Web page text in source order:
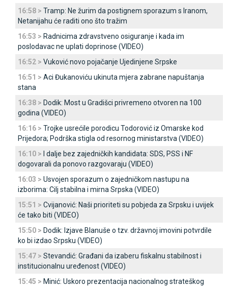
16:58 > Tramp: Ne žurim da postignem sporazum s Iranom,
Netanijahu će raditi ono što tražim
16:53 > Radnicima zdravstveno osiguranje i kada im
poslodavac ne uplati doprinose (VIDEO)
16:52 > Vuković novo pojačanje Ujedinjene Srpske
16:51 > Aci Đukanoviću ukinuta mjera zabrane napuštanja
stana
16:38 > Dodik: Most u Gradišci privremeno otvoren na 100
godina (VIDEO)
16:16 > Trojke usrećile porodicu Todorović iz Omarske kod
Prijedora; Podrška stigla od resornog ministarstva (VIDEO)
16:10 >
I dalje bez zajedničkih kandidata: SDS, PSS i NF
dogovarali da ponovo razgovaraju (VIDEO)
16:03 > Usvojen sporazum o zajedničkom nastupu na
izborima: Cilj stabilna i mirna Srpska (VIDEO)
15:51 > Cvijanović: Naši prioriteti su pobjeda za Srpsku i uvijek
će tako biti (VIDEO)
15:50 > Dodik: Izjave Blanuše o tzv. državnoj imovini potvrdile
ko bi izdao Srpsku (VIDEO)
15:47 > Stevandić: Građani da izaberu fiskalnu stabilnost i
institucionalnu uređenost (VIDEO)
15:45 > Minić: Uskoro prezentacija nacionalnog strateškog